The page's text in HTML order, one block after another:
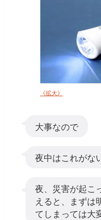
《拡大》
大事なので
夜中はこれがな
夜、災害が起こ
えると、まずは
てしまっては大